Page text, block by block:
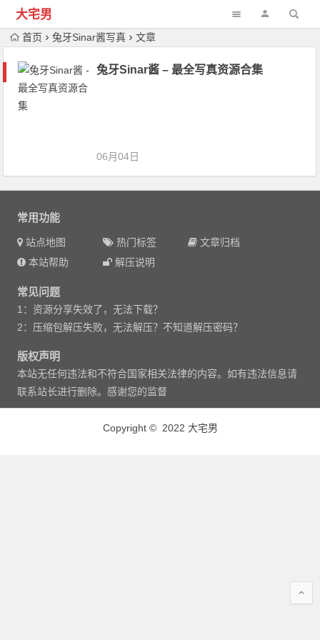
大宅男
首页 兔牙Sinar酱写真 文章
兔牙Sinar酱 – 最全写真资源合集
06月04日
常用功能
站点地图 热门标签
文章归档
本站帮助
解压说明
常见问题
1：资源分享失效了，无法下载？
2：压缩包解压失败，无法解压？不知道解压密码？
版权声明
本站无任何违法和不符合国家相关法律的内容。如有违法信息请
联系站长进行删除。感谢您的监督
Copyright © 2022 大宅男